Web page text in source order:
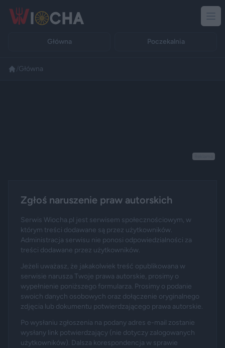
Główna Poczekalnia
Główna
Zgłoś naruszenie praw autorskich
Serwis Wiocha.pl jest serwisem społecznościowym, w
którym treści dodawane są przez użytkowników.
Administracja serwisu nie ponosi odpowiedzialności za
treści dodawane przez użytkowników.
Jeżeli uważasz, że jakakolwiek treść opublikowana w
serwisie narusza Twoje prawa autorskie, prosimy o
wypełnienie poniższego formularza. Prosimy o podanie
swoich danych osobowych oraz dołączenie oryginalnego
zdjęcia lub dokumentu potwierdzającego prawa autorskie.
Po wysłaniu zgłoszenia na podany adres e-mail zostanie
wysłany link potwierdzający (nie dotyczy zalogowanych
użytkowników). Dalsza korespondencja w sprawie